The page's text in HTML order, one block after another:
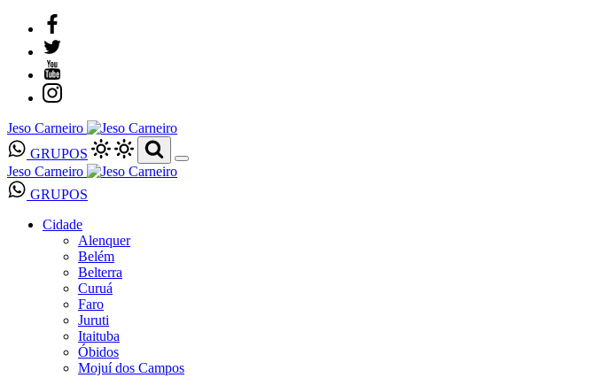
Jeso Carneiro
GRUPOS
Jeso Carneiro
GRUPOS
Cidade
Alenquer
Belém
Belterra
Curuá
Faro
Juruti
Itaituba
Óbidos
Mojuí dos Campos